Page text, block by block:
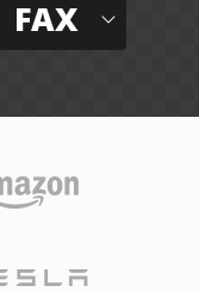
FAX